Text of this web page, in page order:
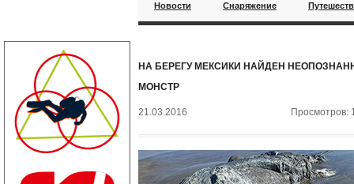
Новости Снаряжение
НА БЕРЕГУ МЕКСИКИ НАЙДЕН
МОНСТР
21.03.2016 Просмотров: